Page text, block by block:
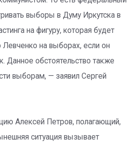
выборы в Думу Иркутска в
на фигуру, которая будет
на выборах, если он
Данное обстоятельство также
выборам, — заявил Сергей
Алексей Петров, полагающий,
ситуация вызывает